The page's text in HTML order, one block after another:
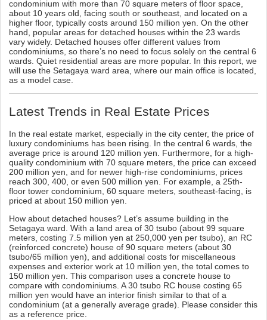
condominium with more than 70 square meters of floor space,
about 10 years old, facing south or southeast, and located on a
higher floor, typically costs around 150 million yen. On the other
hand, popular areas for detached houses within the 23 wards
vary widely. Detached houses offer different values from
condominiums, so there’s no need to focus solely on the central 6
wards. Quiet residential areas are more popular. In this report, we
will use the Setagaya ward area, where our main office is located,
as a model case.
Latest Trends in Real Estate Prices
In the real estate market, especially in the city center, the price of
luxury condominiums has been rising. In the central 6 wards, the
average price is around 120 million yen. Furthermore, for a high-
quality condominium with 70 square meters, the price can exceed
200 million yen, and for newer high-rise condominiums, prices
reach 300, 400, or even 500 million yen. For example, a 25th-
floor tower condominium, 60 square meters, southeast-facing, is
priced at about 150 million yen.
How about detached houses? Let’s assume building in the
Setagaya ward. With a land area of 30 tsubo (about 99 square
meters, costing 7.5 million yen at 250,000 yen per tsubo), an RC
(reinforced concrete) house of 90 square meters (about 30
tsubo/65 million yen), and additional costs for miscellaneous
expenses and exterior work at 10 million yen, the total comes to
150 million yen. This comparison uses a concrete house to
compare with condominiums. A 30 tsubo RC house costing 65
million yen would have an interior finish similar to that of a
condominium (at a generally average grade). Please consider this
as a reference price.